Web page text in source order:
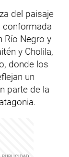
del paisaje
conformada
Río Negro y
y Cholila,
donde los
un
parte de la